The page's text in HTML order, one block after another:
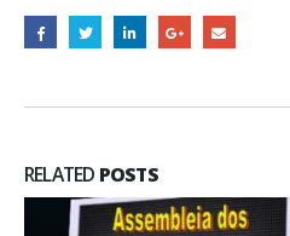
RELATED POSTS